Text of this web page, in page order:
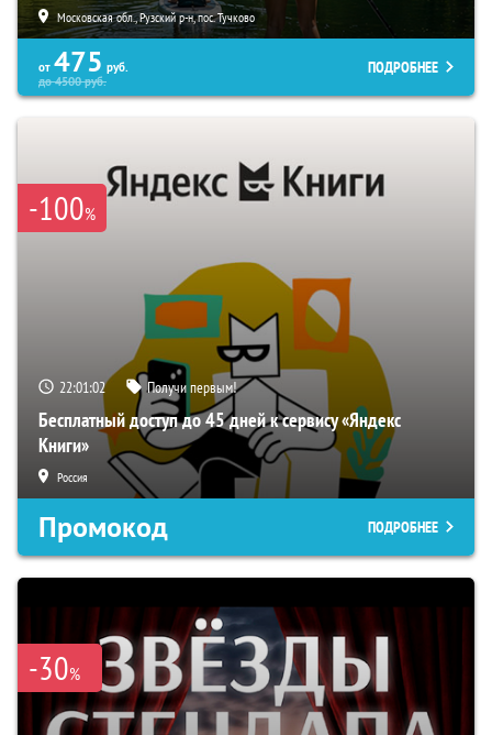
Московская обл., Рузский р-н, пос. Тучково
от 475 руб.
до4500руб.
ПОДРОБНЕЕ
-100%
22:01:01 Получи первым!
Бесплатный доступ до 45 дней к сервису «Яндекс
Книги»
Россия
Промокод ПОДРОБНЕЕ
-30%